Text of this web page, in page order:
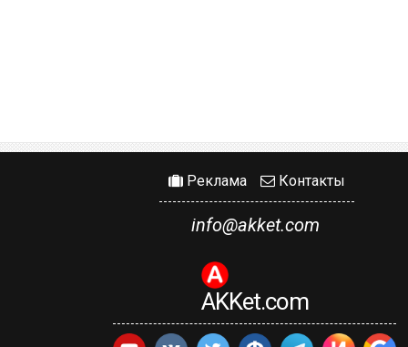
Реклама Контакты
info@akket.com
AKKet.com